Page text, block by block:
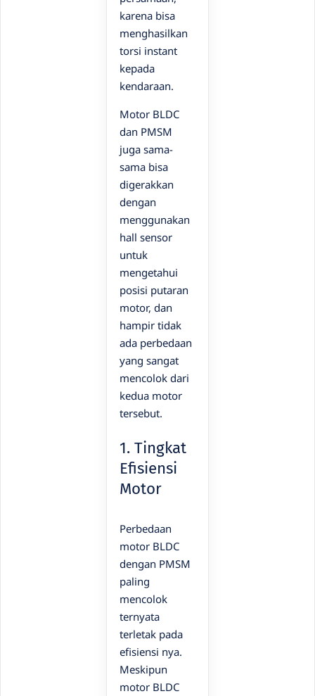
karena bisa
menghasilkan
torsi instant
kepada
kendaraan.
Motor BLDC
dan PMSM
juga sama-
sama bisa
digerakkan
dengan
menggunakan
hall sensor
untuk
mengetahui
posisi putaran
motor, dan
hampir tidak
ada perbedaan
yang sangat
mencolok dari
kedua motor
tersebut.
1. Tingkat
Efisiensi
Motor
Perbedaan
motor BLDC
dengan PMSM
paling
mencolok
ternyata
terletak pada
efisiensi nya.
Meskipun
motor BLDC